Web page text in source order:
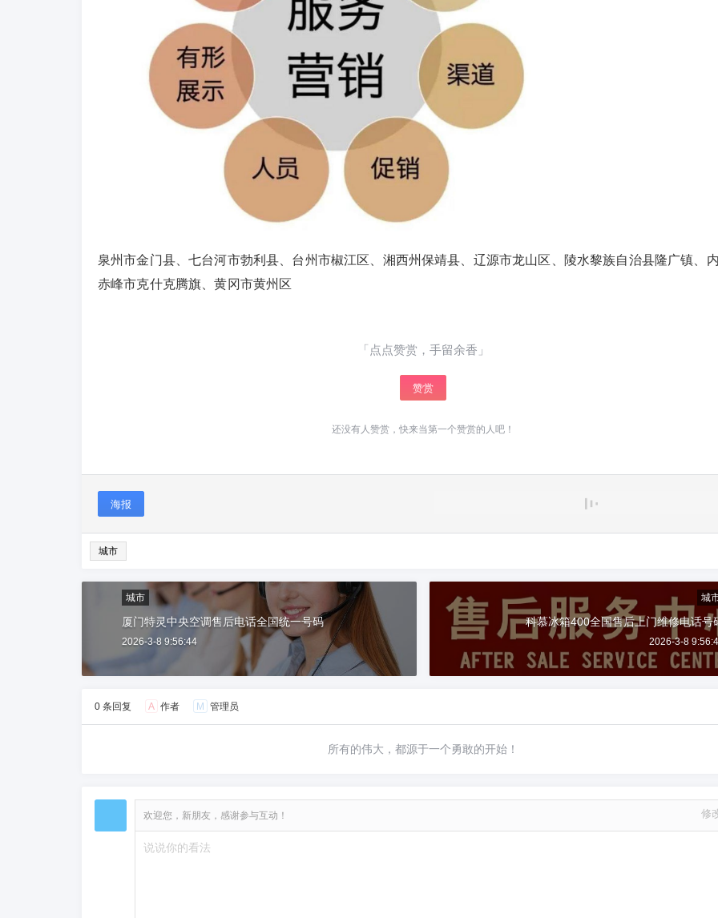
泉州市金门县、七台河市勃利县、台州市椒江区、湘西州保靖县、辽源市龙山区、陵水黎族自治县隆广镇、
赤峰市克什克腾旗、黄冈市黄州区
「点点赞赏，手留余香」
赞赏
还没有人赞赏，快来当第一个赞赏的人吧！
海报
城市
行。 奥田洗碗机售后服务24小时电话维修服务：
(3)400-1...
扫描二维码继续阅读
城市
厦门特灵中央空调售后电话全国统一号码
2026-3-8 9:56:44
城
科慕冰箱400全国售后上门维修电话号
2026-3-8
0 条回复 A 作者 M 管理员
所有的伟大，都源于一个勇敢的开始！
欢迎您，新朋友，感谢参与互动！ 修